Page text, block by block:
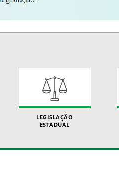
LEGISLAÇÃO
ESTADUAL